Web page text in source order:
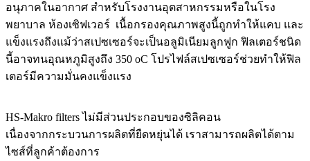
อนุภาคในอากาศ สำหรับโรงงานอุตสาหกรรมหรือในโรง
พยาบาล ห้องเซิฟเวอร์ เนื้อกรองคุณภาพสูงนี้ถูกทำให้แคบ และ
แข็งแรงถึงแม้ว่าสเปซเซอร์จะเป็นอลูมิเนียมลูกฟูก ฟิลเตอร์ชนิด
นี้อาจทนอุณหภูมิสูงถึง 350 oC โปรไฟล์สเปซเซอร์ช่วยทำให้ฟิล
เตอร์มีความมั่นคงแข็งแรง
HS-Makro filters ไม่มีส่วนประกอบของซิลิคอน
เนื่องจากกระบวนการผลิตที่ยืดหยุ่นได้ เราสามารถผลิตได้ตาม
ไซส์ที่ลูกค้าต้องการ